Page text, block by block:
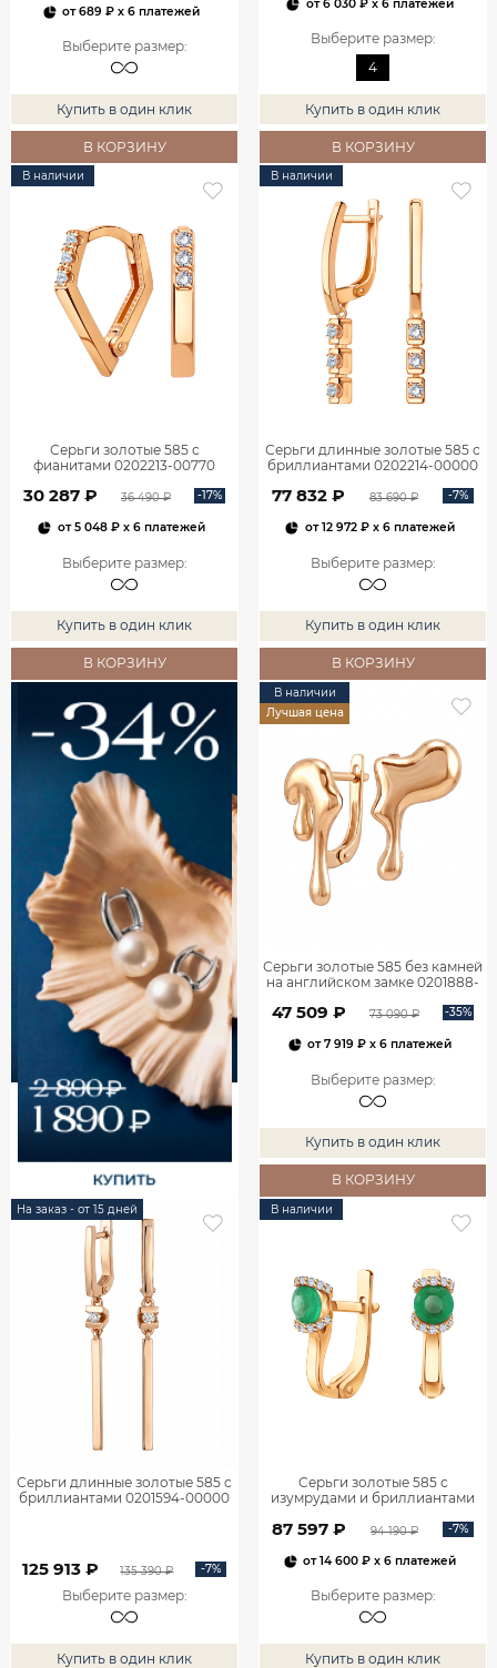
от689 ₽ x 6 платежей
Выберите размер:
Купить в один клик
В КОРЗИНУ
от6 030 ₽x 6 платежей
Выберите размер:
4
Купить в один клик
В КОРЗИНУ
В наличии
Серьги золотые 585 с
фианитами 0202213-00770
30 287 ₽ 36 490 ₽ -17%
от5 048 ₽x 6 платежей
Выберите размер:
Купить в один клик
В КОРЗИНУ
В наличии
Серьги длинные золотые 585 с
бриллиантами 0202214-00000
77 832 ₽ 83 690 ₽ -7%
от12 972 ₽x 6 платежей
Выберите размер:
Купить в один клик
В КОРЗИНУ
В наличии
Лучшая цена
Серьги золотые 585 без камней
на английском замке 0201888-
47 509 ₽ 73 090 ₽ -35%
от7 919 ₽ x 6 платежей
Выберите размер:
Купить в один клик
В КОРЗИНУ
На заказ - от 15 дней
Серьги длинные золотые 585 с
бриллиантами 0201594-00000
125 913 ₽ 135 390 ₽ -7%
Выберите размер:
Купить в один клик
В наличии
Серьги золотые 585 с
изумрудами и бриллиантами
87 597 ₽ 94 190 ₽ -7%
от14 600 ₽ x 6 платежей
Выберите размер:
Купить в один клик